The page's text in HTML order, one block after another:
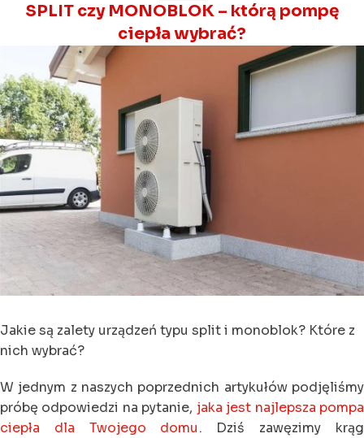
SPLIT czy MONOBLOK – którą pompę
ciepła wybrać?
Jakie są zalety urządzeń typu split i monoblok? Które z
nich wybrać?
W jednym z naszych poprzednich artykułów podjęliśmy
próbę odpowiedzi na pytanie, jaka jest najlepsza pompa
ciepła dla Twojego domu. Dziś zawęzimy krąg